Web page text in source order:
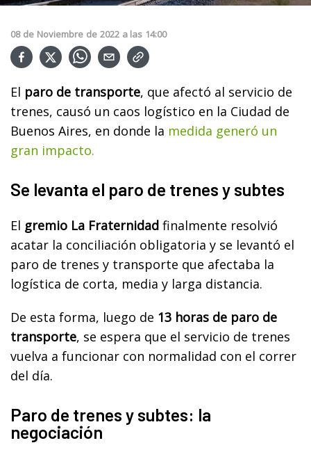
08 de Noviembre de 2022 a las 14:00
El paro de transporte, que afectó al servicio de
trenes, causó un caos logístico en la Ciudad de
Buenos Aires, en donde la medida generó un
gran impacto.
Se levanta el paro de trenes y subtes
El gremio La Fraternidad finalmente resolvió
acatar la conciliación obligatoria y se levantó el
paro de trenes y transporte que afectaba la
logística de corta, media y larga distancia.
De esta forma, luego de 13 horas de paro de
transporte, se espera que el servicio de trenes
vuelva a funcionar con normalidad con el correr
del día.
Paro de trenes y subtes: la
negociación